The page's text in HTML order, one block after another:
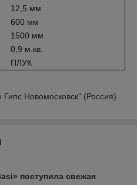
12,5 мм
600 мм
1500 мм
0,9 м.кв.
ПЛУК
Новомосковск" (Россия)
поступила свежая